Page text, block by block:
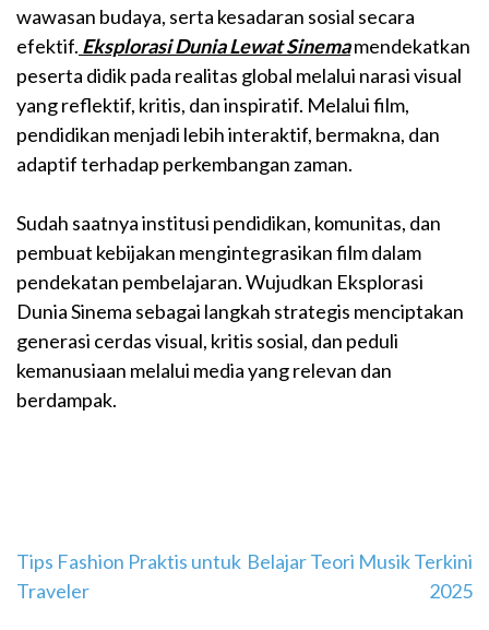
wawasan budaya, serta kesadaran sosial secara
efektif. Eksplorasi Dunia Lewat Sinemamendekatkan
peserta didik pada realitas global melalui narasi visual
yang reflektif, kritis, dan inspiratif. Melalui film,
pendidikan menjadi lebih interaktif, bermakna, dan
adaptif terhadap perkembangan zaman.
Sudah saatnya institusi pendidikan, komunitas, dan
pembuat kebijakan mengintegrasikan film dalam
pendekatan pembelajaran. Wujudkan Eksplorasi
Dunia Sinema sebagai langkah strategis menciptakan
generasi cerdas visual, kritis sosial, dan peduli
kemanusiaan melalui media yang relevan dan
berdampak.
Navigasi
pos
Tips Fashion Praktis untuk
Traveler
Belajar Teori Musik Terkini
2025